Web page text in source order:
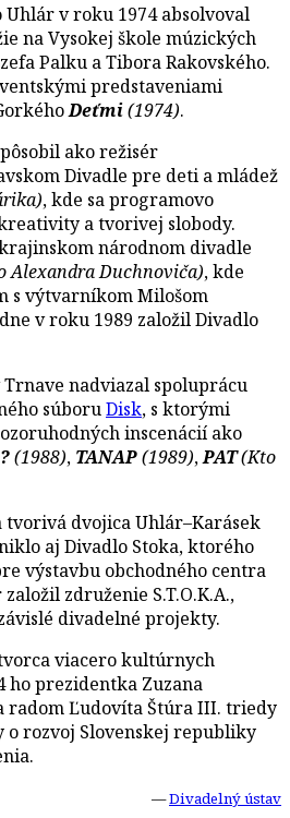
v roku 1974 absolvoval
na Vysokej škole múzických
Palku a Tibora Rakovského.
predstaveniami
Deťmi(1974).
ako režisér
Divadle pre deti a mládež
, kde sa programovo
a tvorivej slobody.
národnom divadle
Alexandra Duchnoviča), kde
s výtvarníkom Milošom
v roku 1989 založil Divadlo
Trnave nadviazal spoluprácu
súboruDisk, s ktorými
inscenácií ako
(1988), TANAP(1989),PAT(Kto
tvorivá dvojica Uhlár–Karásek
aj Divadlo Stoka, ktorého
výstavbu obchodného centra
združenie S.T.O.K.A.,
divadelné projekty.
viacero kultúrnych
ho prezidentka Zuzana
radom Ľudovíta Štúra III. triedy
o rozvoj Slovenskej republiky
—Divadelný ústav